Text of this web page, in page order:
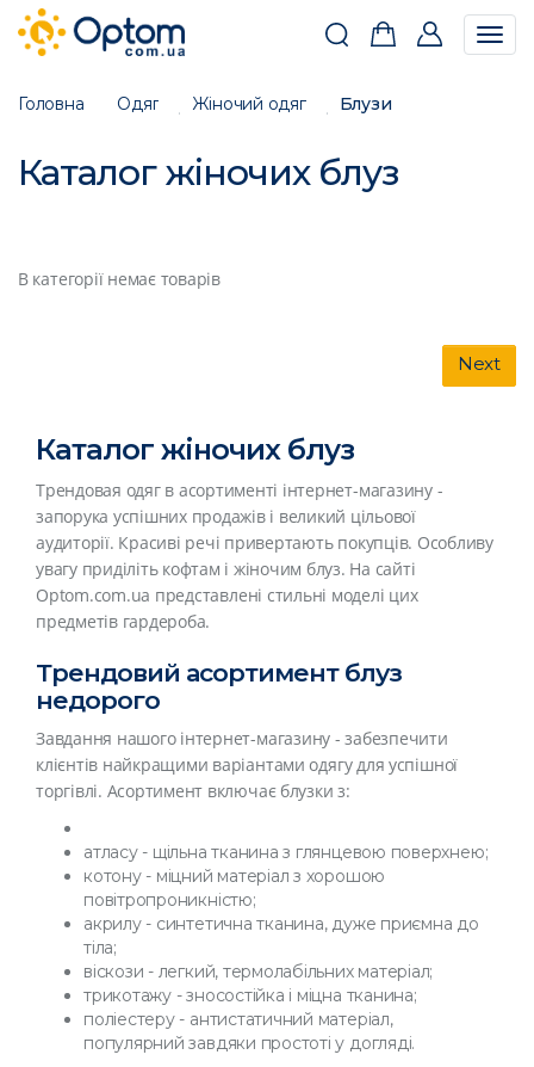
Головна
Одяг Жіночий одяг Блузи
Каталог жіночих блуз
В категорії немає товарів
Next
Каталог жіночих блуз
Трендовая одяг в асортименті інтернет-магазину -
запорука успішних продажів і великий цільової
аудиторії. Красиві речі привертають покупців. Особливу
увагу приділіть кофтам і жіночим блуз. На сайті
Optom.com.ua представлені стильні моделі цих
предметів гардероба.
Трендовий асортимент блуз
недорого
Завдання нашого інтернет-магазину - забезпечити
клієнтів найкращими варіантами одягу для успішної
торгівлі. Асортимент включає блузки з:
атласу - щільна тканина з глянцевою поверхнею;
котону - міцний матеріал з хорошою
повітропроникністю;
акрилу - синтетична тканина, дуже приємна до
тіла;
віскози - легкий, термолабільних матеріал;
трикотажу - зносостійка і міцна тканина;
поліестеру - антистатичний матеріал,
популярний завдяки простоті у догляді.